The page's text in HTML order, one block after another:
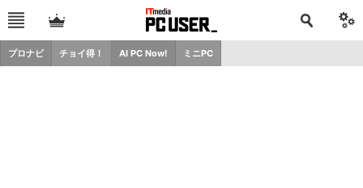
プロナビ チョイ得！ AI PC Now! ミニPC